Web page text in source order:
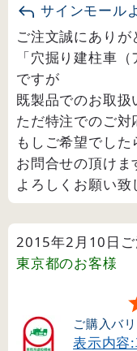
サインモール
ご注文誠にありが
「穴掘り建柱車
ですが
既製品でのお取扱
ただ特注でのご
もしご希望でし
お問合せの頂けま
よろしくお願い致
2015年2月10日
東京都のお客様
ご購入バ
表示内容